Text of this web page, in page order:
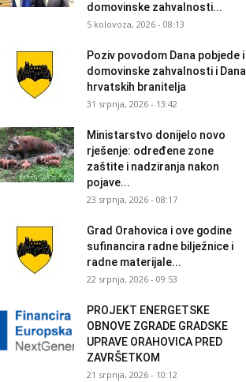
domovinske zahvalnosti...
5 kolovoza, 2026 - 08:13
Poziv povodom Dana pobjede i
domovinske zahvalnosti i Dana
hrvatskih branitelja
31 srpnja, 2026 - 13:42
Ministarstvo donijelo novo
rješenje: određene zone
zaštite i nadziranja nakon
pojave...
23 srpnja, 2026 - 08:17
Grad Orahovica i ove godine
sufinancira radne bilježnice i
radne materijale...
22 srpnja, 2026 - 09:53
PROJEKT ENERGETSKE
OBNOVE ZGRADE GRADSKE
UPRAVE ORAHOVICA PRED
ZAVRŠETKOM
21 srpnja, 2026 - 10:12